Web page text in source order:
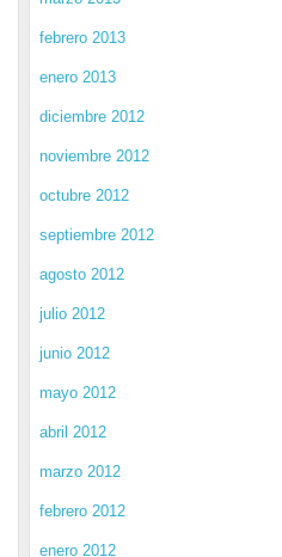
febrero 2013
enero 2013
diciembre 2012
noviembre 2012
octubre 2012
septiembre 2012
agosto 2012
julio 2012
junio 2012
mayo 2012
abril 2012
marzo 2012
febrero 2012
enero 2012